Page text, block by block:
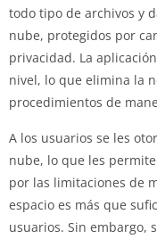
todo tipo de archivos y
nube, protegidos por
privacidad. La
nivel, lo que elimina la
procedimientos de
A los usuarios se les
nube, lo que les
por las limitaciones de
espacio es más que
usuarios. Sin embargo,